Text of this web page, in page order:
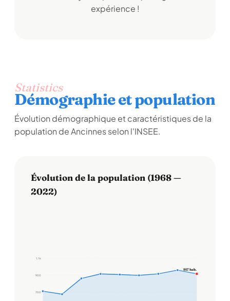
expérience !
Statistics
Démographie et population
Évolution démographique et caractéristiques de la
population de Ancinnes selon l'INSEE.
Évolution de la population (1968 —
2022)
700
900
1,1 k
917 hab.